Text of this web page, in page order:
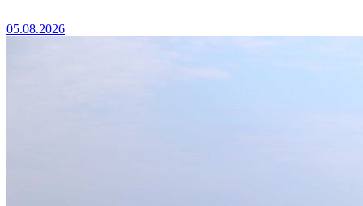
05.08.2026